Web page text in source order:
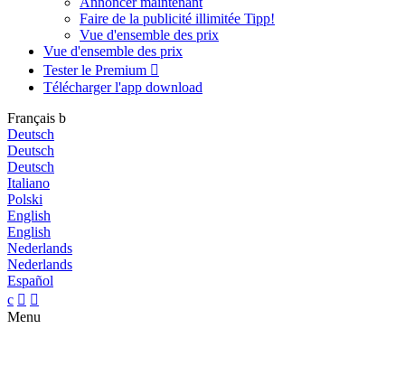
Faire de la publicité illimitée Tipp!
Vue d'ensemble des prix
Vue d'ensemble des prix
Tester le Premium 
Télécharger l'app download
Français b
Deutsch
Deutsch
Deutsch
Italiano
Polski
English
English
Nederlands
Nederlands
Español
c  
Menu